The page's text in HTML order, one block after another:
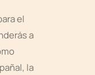
el
a
la